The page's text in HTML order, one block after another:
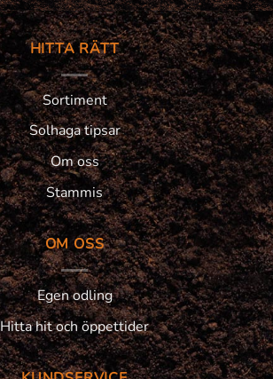
HITTA RÄTT
Sortiment
Solhaga tipsar
Om oss
Stammis
OM OSS
Egen odling
Hitta hit och öppettider